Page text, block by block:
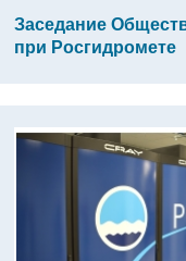
Заседание
при Росгидромете